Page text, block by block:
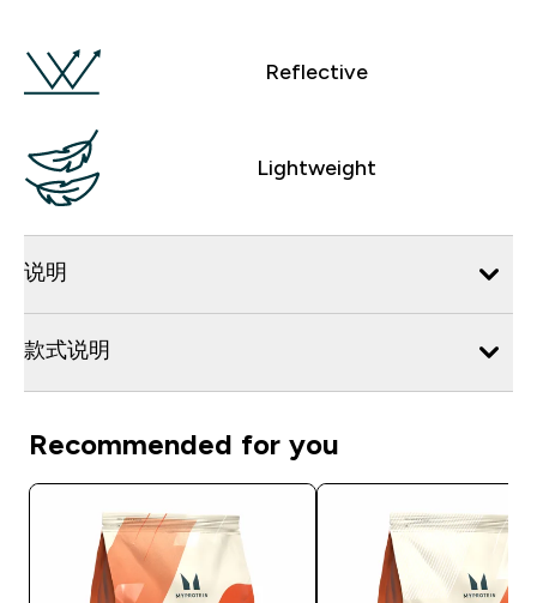
Reflective
Lightweight
说明
款式说明
Recommended for you